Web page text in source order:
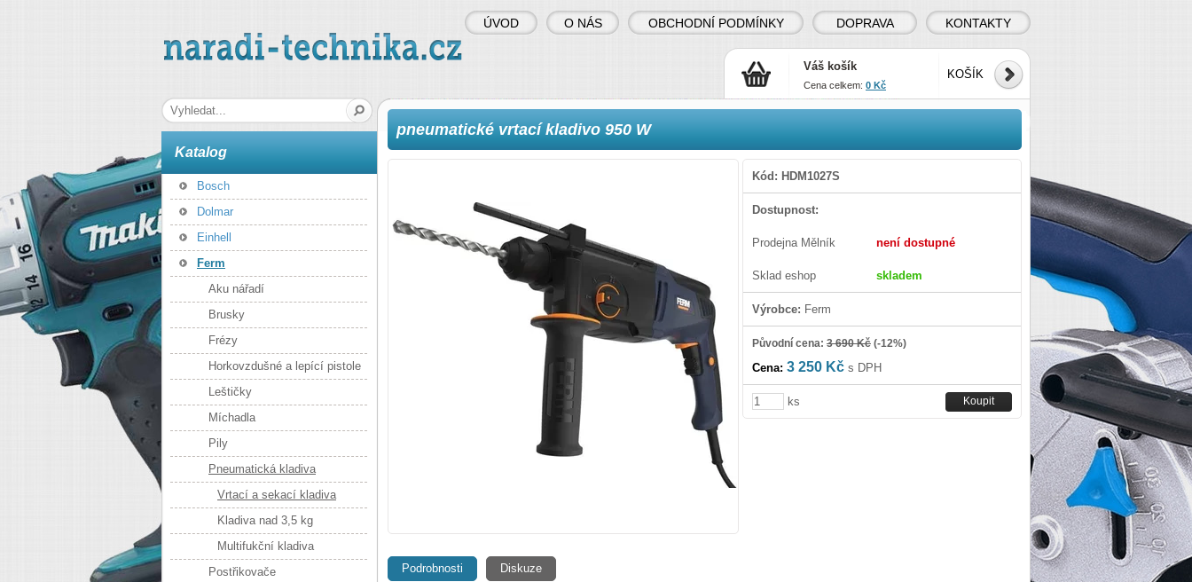
naradi-technika.cz
pneumatické vrtací kladivo 950 W
Kód: HDM1027S
Dostupnost:
Prodejna Mělník není dostupné
Sklad eshop skladem
Výrobce: Ferm
Původní cena: 3 690 Kč (-12%)
Cena: 3 250 Kč s DPH
ks
Podrobnosti Diskuze
Katalog
Bosch
Dolmar
Einhell
Ferm
Aku nářadí
Brusky
Frézy
Horkovzdušné a lepící pistole
Leštičky
Míchadla
Pily
Pneumatická kladiva
Vrtací a sekací kladiva
Kladiva nad 3,5 kg
Multifukční kladiva
Postřikovače
ÚVOD O NÁS OBCHODNÍ PODMÍNKY DOPRAVA KONTAKTY
Hledaná fráze
KOŠÍK
Váš košík
Cena celkem: 0 Kč